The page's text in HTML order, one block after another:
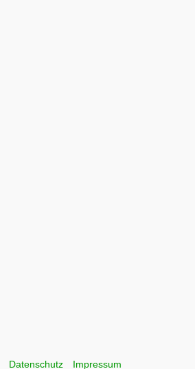
Datenschutz Impressum